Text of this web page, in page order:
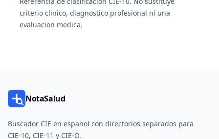
criterio clinico, diagnostico profesional ni una
evaluacion medica.
NotaSalud
Buscador CIE en espanol con directorios separados para
CIE-10, CIE-11 y CIE-O.